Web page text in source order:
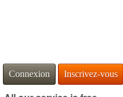
Connexion Inscrivez-vous